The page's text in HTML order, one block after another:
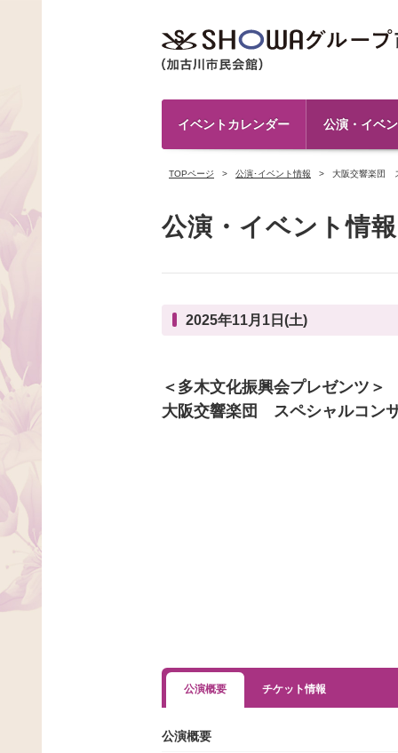
イベントカレンダー 公演・イベ
TOPページ 公演･イベント情報 大阪交響楽団
公演・イベント情報
2025年11月1日(土)
＜多木文化振興会プレゼンツ＞
大阪交響楽団 スペシャルコン
公演概要 チケット情報
公演概要